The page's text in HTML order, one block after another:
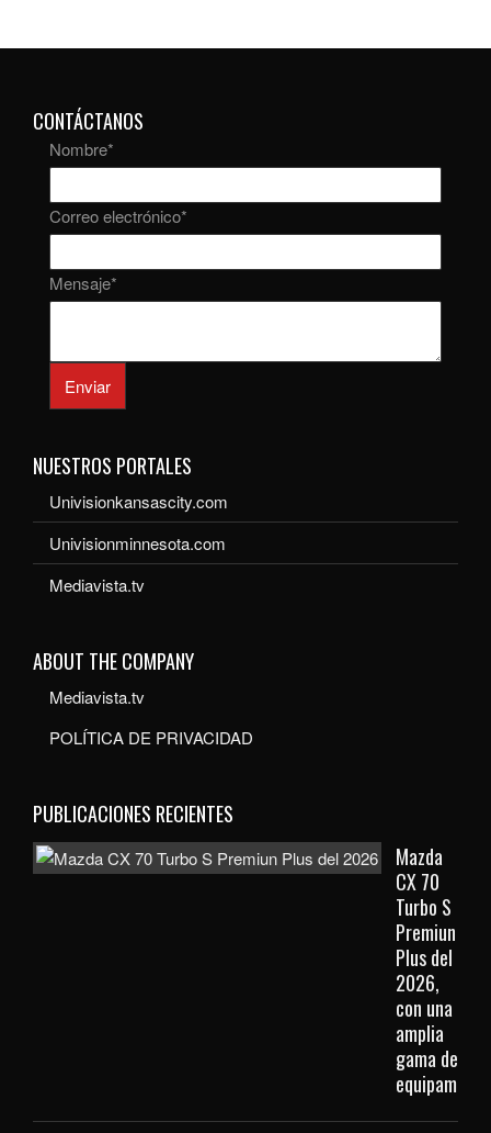
CONTÁCTANOS
Nombre*
Correo electrónico*
Mensaje*
Enviar
NUESTROS PORTALES
Univisionkansascity.com
Univisionminnesota.com
Mediavista.tv
ABOUT THE COMPANY
Mediavista.tv
POLÍTICA DE PRIVACIDAD
PUBLICACIONES RECIENTES
Mazda
CX 70
Turbo S
Premiun
Plus del
2026,
con una
amplia
gama de